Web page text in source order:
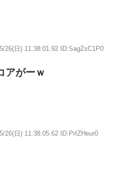
26(日) 11:38:01.92 ID:SagZsC1P0
アがーｗ
26(日) 11:38:05.62 ID:PrIZHeur0